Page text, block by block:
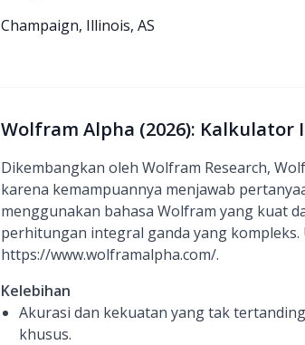
Champaign, Illinois, AS
Wolfram Alpha (2026): Kalkulator
Dikembangkan oleh Wolfram Research,
karena kemampuannya menjawab
menggunakan bahasa Wolfram yang kuat
perhitungan integral ganda yang
https://www.wolframalpha.com/.
Kelebihan
Akurasi dan kekuatan yang tak
khusus.